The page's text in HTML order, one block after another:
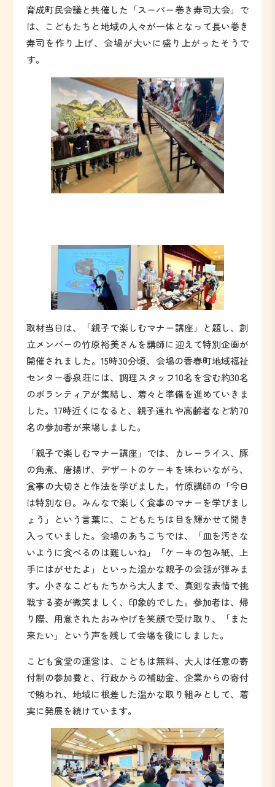
育成町民会議と共催した「スーパー巻き寿司大会」で
は、こどもたちと地域の人々が一体となって長い巻き
寿司を作り上げ、会場が大いに盛り上がったそうで
す。
取材当日は、「親子で楽しむマナー講座」と題し、創
立メンバーの竹原裕美さんを講師に迎えて特別企画が
開催されました。15時30分頃、会場の香春町地域福祉
センター香泉荘には、調理スタッフ10名を含む約30名
のボランティアが集結し、着々と準備を進めていきま
した。17時近くになると、親子連れや高齢者など約70
名の参加者が来場しました。
「親子で楽しむマナー講座」では、カレーライス、豚
の角煮、唐揚げ、デザートのケーキを味わいながら、
食事の大切さと作法を学びました。竹原講師の「今日
は特別な日。みんなで楽しく食事のマナーを学びまし
ょう」という言葉に、こどもたちは目を輝かせて聞き
入っていました。会場のあちこちでは、「皿を汚さな
いように食べるのは難しいね」「ケーキの包み紙、上
手にはがせたよ」といった温かな親子の会話が弾みま
す。小さなこどもたちから大人まで、真剣な表情で挑
戦する姿が微笑ましく、印象的でした。参加者は、帰
り際、用意されたおみやげを笑顔で受け取り、「また
来たい」という声を残して会場を後にしました。
こども食堂の運営は、こどもは無料、大人は任意の寄
付制の参加費と、行政からの補助金、企業からの寄付
で賄われ、地域に根差した温かな取り組みとして、着
実に発展を続けています。